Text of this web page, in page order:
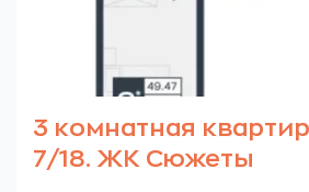
3 комнатная
7/18. ЖК Сюжеты